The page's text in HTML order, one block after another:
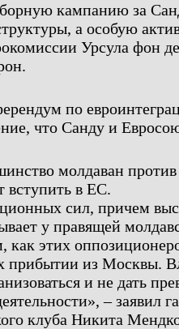
кампанию за
а особую
Урсула фон
по
что Санду и
молдаван
вступить в ЕС.
сил, причем
у правящей
этих
прибытии из Москвы.
и не дать
– заявил
клуба Никита